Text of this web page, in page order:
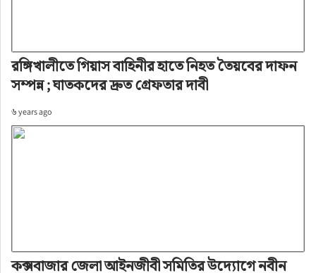
রঙ্গিখালীতে গিয়াস বাহিনীর হাতে নিহত তৈয়বের দাফন
সম্পন্ন ; ঘাতকদের দ্রুত গ্রেফতার দাবী
৬ years ago
কক্সবাজার জেলা আইনজীবী সমিতির উদ্যোগে নবীন